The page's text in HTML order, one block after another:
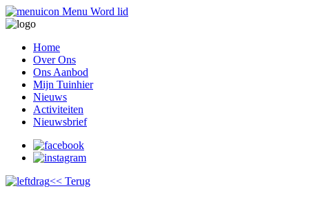
Menu Word lid
Home
Over Ons
Ons Aanbod
Mijn Tuinhier
Nieuws
Activiteiten
Nieuwsbrief
<< Terug